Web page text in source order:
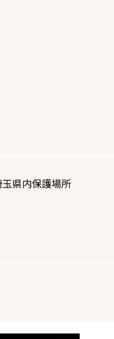
県内保護場所